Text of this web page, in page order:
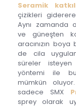
Seramik
çizikleri
Aynı zamanda
ve güneşten
aracınızın
de cila
süreler
yöntemi ile
mümkün
sadece SMX
sprey olarak